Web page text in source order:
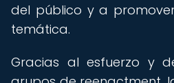
del público y a
temática.
Gracias al esfuerzo y